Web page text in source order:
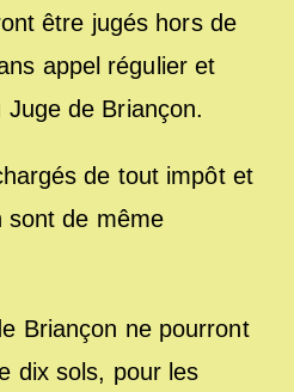
être jugés hors de
appel régulier et
de Briançon.
de tout impôt et
sont de même
Briançon ne pourront
dix sols, pour les